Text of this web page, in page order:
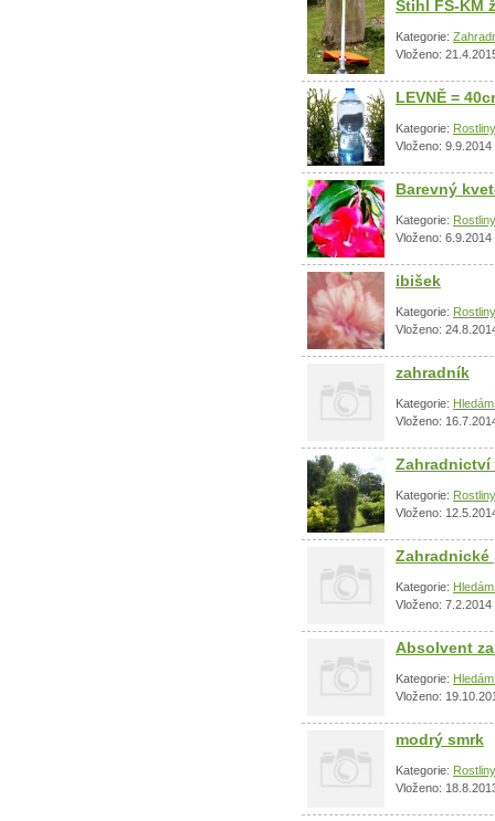
Stihl FS-KM
Kategorie:
Vloženo:
LEVNĚ =
Kategorie:
Vloženo: 9.9.2014
Barevný
Kategorie:
Vloženo: 6.9.2014
ibišek
Kategorie:
Vloženo:
zahradník
Kategorie:
Vloženo:
Zahradnictví
Kategorie:
Vloženo:
Zahradnické
Kategorie:
Vloženo: 7.2.2014
Absolvent
Kategorie:
Vloženo:
modrý smrk
Kategorie:
Vloženo: